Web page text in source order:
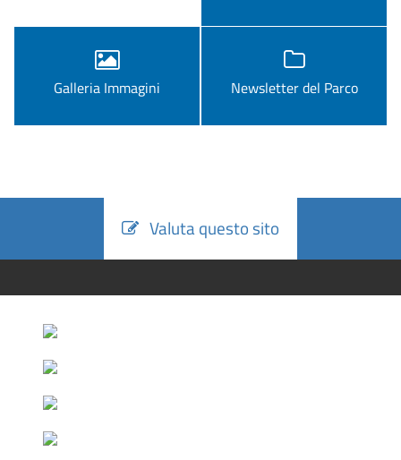
Galleria Immagini Newsletter del Parco
Valuta questo sito